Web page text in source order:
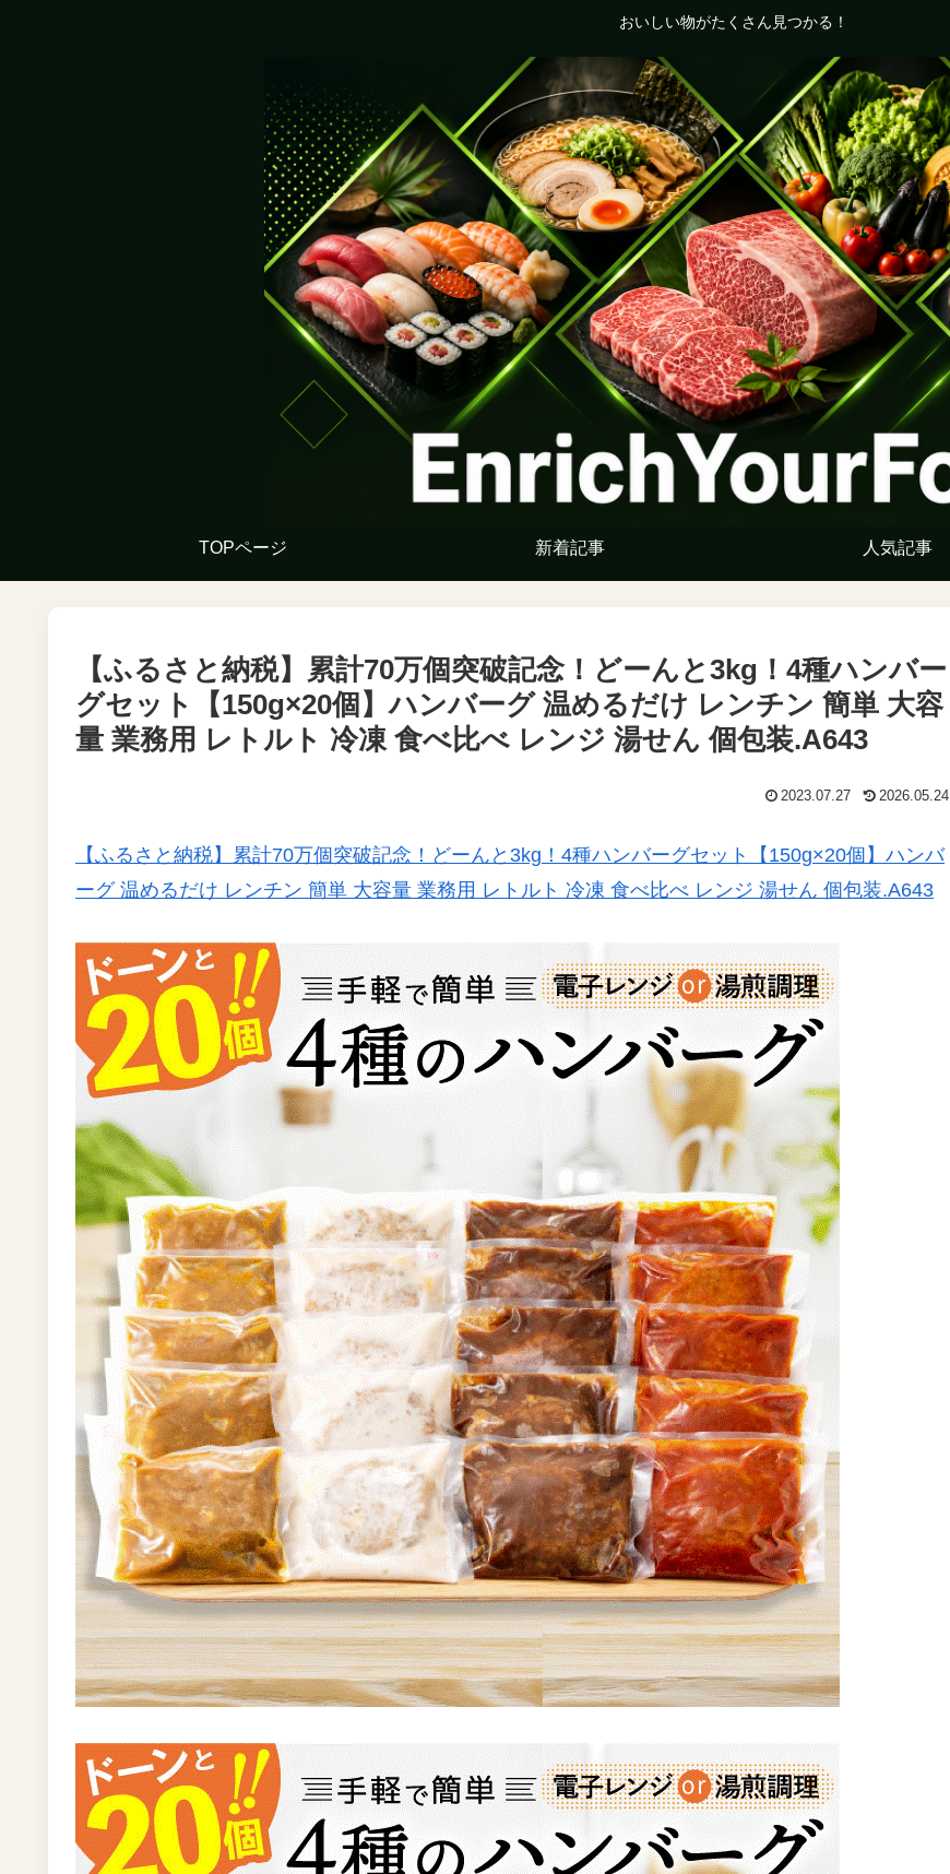
おいしい物がたくさん見つかる！
TOPページ 新着記事 人気記事
【ふるさと納税】累計70万個突破記念！どーんと3kg！4種ハンバー
グセット【150g×20個】ハンバーグ 温めるだけ レンチン 簡単 大容
量 業務用 レトルト 冷凍 食べ比べ レンジ 湯せん 個包装.A643
2023.07.27 2026.05.24
【ふるさと納税】累計70万個突破記念！どーんと3kg！4種ハンバーグセット【150g×20個】ハンバ
ーグ 温めるだけ レンチン 簡単 大容量 業務用 レトルト 冷凍 食べ比べ レンジ 湯せん 個包装.A643